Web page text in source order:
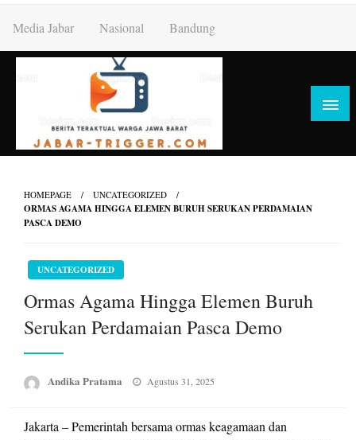
content
Media Jabar Nasional Bandung
HOMEPAGE UNCATEGORIZED
ORMAS AGAMA HINGGA ELEMEN BURUH SERUKAN PERDAMAIAN
PASCA DEMO
UNCATEGORIZED
Ormas Agama Hingga Elemen Buruh
Serukan Perdamaian Pasca Demo
Andika Pratama
Posted
Agustus 31, 2025
Jakarta – Pemerintah bersama ormas keagamaan dan